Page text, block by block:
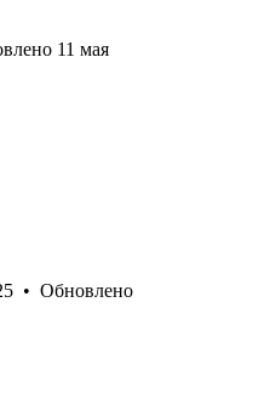
11 мая
• Обновлено